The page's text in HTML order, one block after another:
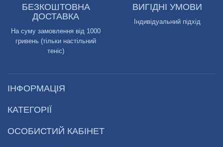
БЕЗКОШТОВНА
ДОСТАВКА
На суму замовлення від 1000
гривень (тільки настільний
теніс)
ВИГІДНІ УМОВИ
Індивідуальний підхід
ІНФОРМАЦІЯ
КАТЕГОРІЇ
ОСОБИСТИЙ КАБІНЕТ